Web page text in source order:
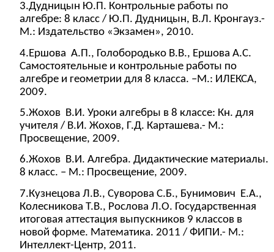
3.Дудницын Ю.П. Контрольные работы по
алгебре: 8 класс / Ю.П. Дудницын, В.Л. Кронгауз.-
М.: Издательство «Экзамен», 2010.
4.Ершова А.П., Голобородько В.В., Ершова А.С.
Самостоятельные и контрольные работы по
алгебре и геометрии для 8 класса. –М.: ИЛЕКСА,
2009.
5.Жохов В.И. Уроки алгебры в 8 классе: Кн. для
учителя / В.И. Жохов, Г.Д. Карташева.- М.:
Просвещение, 2009.
6.Жохов В.И. Алгебра. Дидактические материалы.
8 класс. – М.: Просвещение, 2009.
7.Кузнецова Л.В., Суворова С.Б., Бунимович Е.А.,
Колесникова Т.В., Рослова Л.О. Государственная
итоговая аттестация выпускников 9 классов в
новой форме. Математика. 2011 / ФИПИ.- М.:
Интеллект-Центр, 2011.